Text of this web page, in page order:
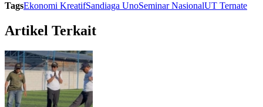
TagsEkonomi KreatifSandiaga UnoSeminar NasionalUT Ternate
Artikel Terkait